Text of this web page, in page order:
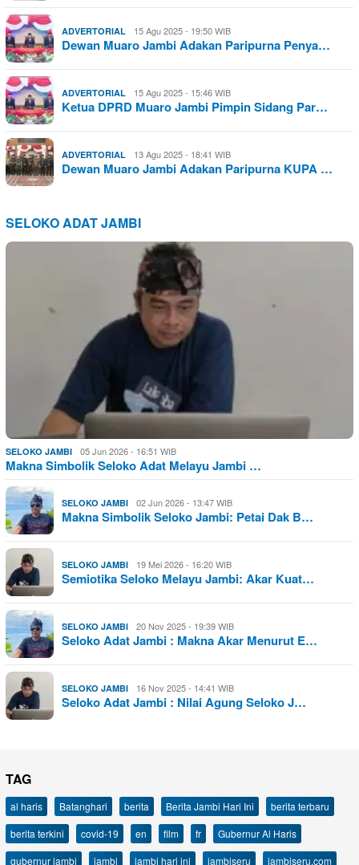
ADVERTORIAL 15 Agu 2025 - 19:50 WIB
Dewan Muaro Jambi Adakan Paripurna Penya…
ADVERTORIAL 15 Agu 2025 - 15:46 WIB
Ketua DPRD Muaro Jambi Pimpin Sidang Par…
ADVERTORIAL 13 Agu 2025 - 18:41 WIB
Dewan Muaro Jambi Adakan Paripurna KUPA …
SELOKO ADAT JAMBI
SELOKO JAMBI 05 Jun 2026 - 16:51 WIB
Makna Simbolik Seloko Adat Melayu Jambi …
SELOKO JAMBI 02 Jun 2026 - 13:47 WIB
Makna Simbolik Seloko Jambi: Petai Dak B…
SELOKO JAMBI 19 Mei 2026 - 16:20 WIB
Semiotika Seloko Melayu Jambi: Akar Kuat…
SELOKO JAMBI 20 Nov 2025 - 19:39 WIB
Seloko Adat Jambi : Makna Akar Menurut E…
SELOKO JAMBI 16 Nov 2025 - 14:41 WIB
Seloko Adat Jambi : Nilai Agung Seloko J…
TAG
al haris Batanghari berita Berita Jambi Hari Ini
berita terbaru
berita terkini
covid-19 en film fr
Gubernur Al Haris
gubernur jambi
jambi jambi hari ini jambiseru jambiseru.com